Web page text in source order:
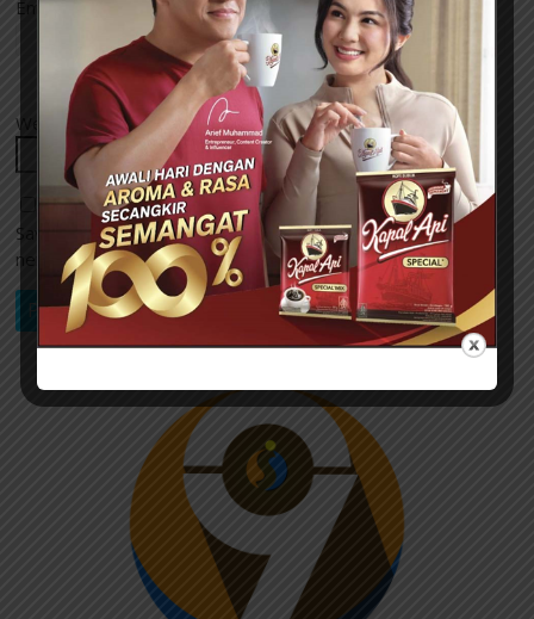
Email
Website
Save my name, email, and website in this browser for the
next time I comment.